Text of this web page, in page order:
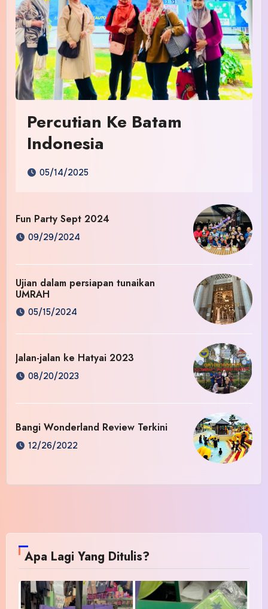
Percutian Ke Batam
Indonesia
05/14/2025
Fun Party Sept 2024
09/29/2024
Ujian dalam persiapan tunaikan
UMRAH
05/15/2024
Jalan-jalan ke Hatyai 2023
08/20/2023
Bangi Wonderland Review Terkini
12/26/2022
Apa Lagi Yang Ditulis?